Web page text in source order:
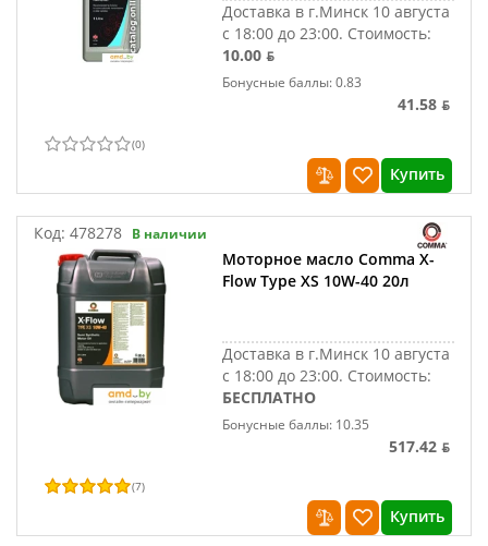
Доставка в г.Минск 10 августа
с 18:00 до 23:00. Стоимость:
10.00 ƃ
Бонусные баллы: 0.83
41.58 ƃ
(0)
Купить
Код: 478278 В наличии
Моторное масло Comma X-
Flow Type XS 10W-40 20л
Доставка в г.Минск 10 августа
с 18:00 до 23:00. Стоимость:
БЕСПЛАТНО
Бонусные баллы: 10.35
517.42 ƃ
(7)
Купить